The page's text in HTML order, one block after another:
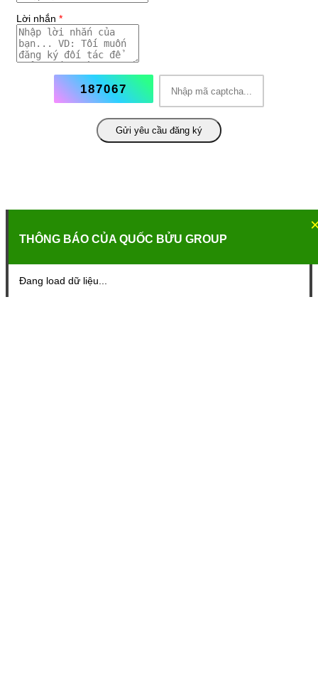
Lời nhắn *
187067
Gửi yêu cầu đăng ký
THÔNG BÁO CỦA QUỐC BỬU GROUP
Đang load dữ liệu...